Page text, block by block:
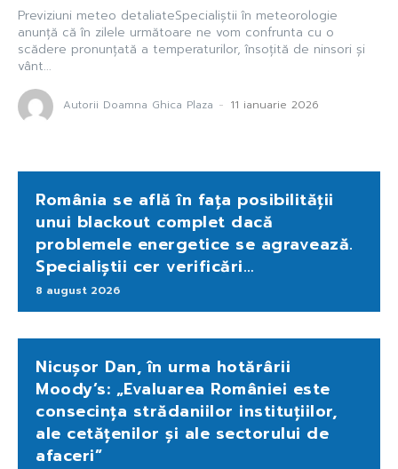
Previziuni meteo detaliateSpecialiștii în meteorologie
anunță că în zilele următoare ne vom confrunta cu o
scădere pronunțată a temperaturilor, însoțită de ninsori și
vânt...
Autorii Doamna Ghica Plaza - 11 ianuarie 2026
România se află în fața posibilității
unui blackout complet dacă
problemele energetice se agravează.
Specialiștii cer verificări…
8 august 2026
Nicușor Dan, în urma hotărârii
Moody’s: „Evaluarea României este
consecința strădaniilor instituțiilor,
ale cetățenilor și ale sectorului de
afaceri”